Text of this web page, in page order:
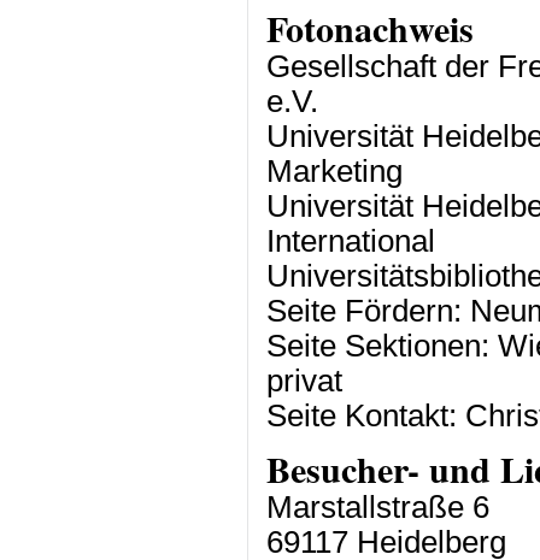
Fotonachweis
Gesellschaft der
e.V.
Universität
Marketing
Universität
International
Seite Fördern:
Seite Sektionen:
privat
Seite Kontakt:
Besucher- und
Marstallstraße 6
69117 Heidelberg